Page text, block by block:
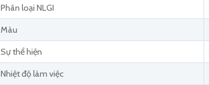
Phân loại NLGI
Màu
Sự thể hiện
Nhiệt độ làm việc